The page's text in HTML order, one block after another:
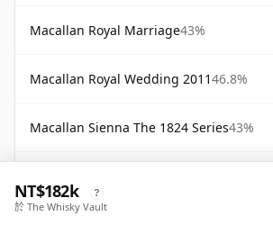
Macallan Royal Marriage43%
Macallan Royal Wedding 201146.8%
Macallan Sienna The 1824 Series43%
NT$182k ?
於 The Whisky Vault